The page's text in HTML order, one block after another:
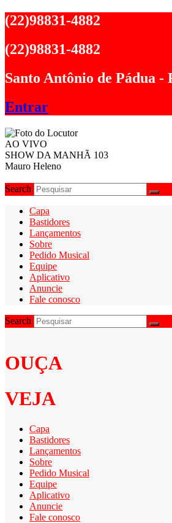
Ir
para
conteúdo
(22)98831-4882
(22)98831-4882
Santo Antônio de Pádua -
Entrar
AO VIVO
SHOW DA MANHÃ 103
Mauro Heleno
Search
Capa
Bastidores
Lançamentos
Sobre
Pedido Musical
Equipe
Aplicativo
Anuncie
Fale conosco
Search
OUÇA
VEJA
Capa
Bastidores
Lançamentos
Sobre
Pedido Musical
Equipe
Aplicativo
Anuncie
Fale conosco